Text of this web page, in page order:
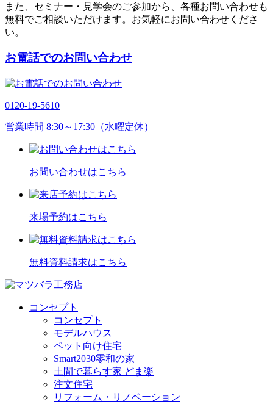
また、セミナー・見学会のご参加から、各種お問い合わせも
無料でご相談いただけます。お気軽にお問い合わせくださ
い。
お電話でのお問い合わせ
0120-19-5610
営業時間 8:30～17:30（水曜定休）
お問い合わせはこちら
来場予約はこちら
無料資料請求はこちら
コンセプト
コンセプト
モデルハウス
ペット向け住宅
Smart2030零和の家
土間で暮らす家 どま楽
注文住宅
リフォーム・リノベーション